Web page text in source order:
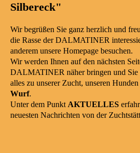
Silbereck"
Wir begrüßen Sie ganz herzlich und
die Rasse der DALMATINER
anderem unsere Homepage besuchen.
Wir werden Ihnen auf den nächsten
DALMATINER näher bringen und Sie
alles zu unserer Zucht, unseren
Wurf.
Unter dem PunktAKTUELLES
neuesten Nachrichten von der